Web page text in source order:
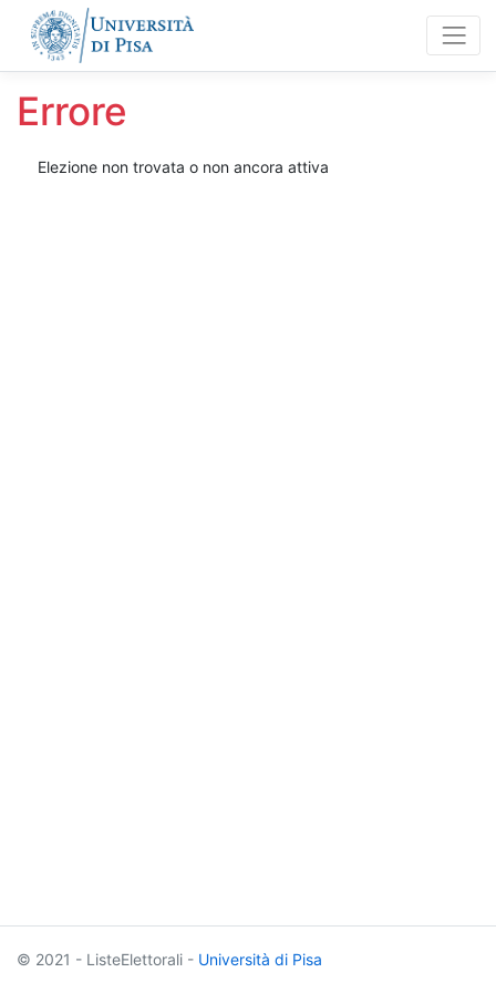
Errore
Elezione non trovata o non ancora attiva
© 2021 - ListeElettorali - Università di Pisa